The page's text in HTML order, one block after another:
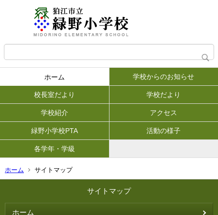
ホーム 学校からのお知らせ
校長室だより 学校だより
学校紹介 アクセス
緑野小学校PTA 活動の様子
各学年・学級
ホーム サイトマップ
サイトマップ
ホーム